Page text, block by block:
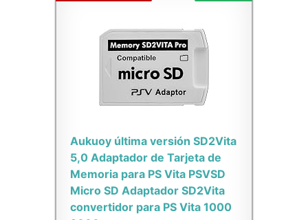
Aukuoy última versión SD2Vita
5,0 Adaptador de Tarjeta de
Memoria para PS Vita PSVSD
Micro SD Adaptador SD2Vita
convertidor para PS Vita 1000